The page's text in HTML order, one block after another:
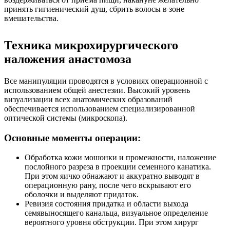
принять гигиенический душ, сбрить волосы в зоне
вмешательства.
Техника микрохирургического
наложения анастомоза
Все манипуляции проводятся в условиях операционной с
использованием общей анестезии. Высокий уровень
визуализации всех анатомических образований
обеспечивается использованием специализированной
оптической системы (микроскопа).
Основные моменты операции:
Обработка кожи мошонки и промежности, наложение
послойного разреза в проекции семенного канатика.
При этом яичко обнажают и аккуратно выводят в
операционную рану, после чего вскрывают его
оболочки и выделяют придаток.
Ревизия состояния придатка и области выхода
семявыносящего канальца, визуальное определение
вероятного уровня обструкции. При этом хирург